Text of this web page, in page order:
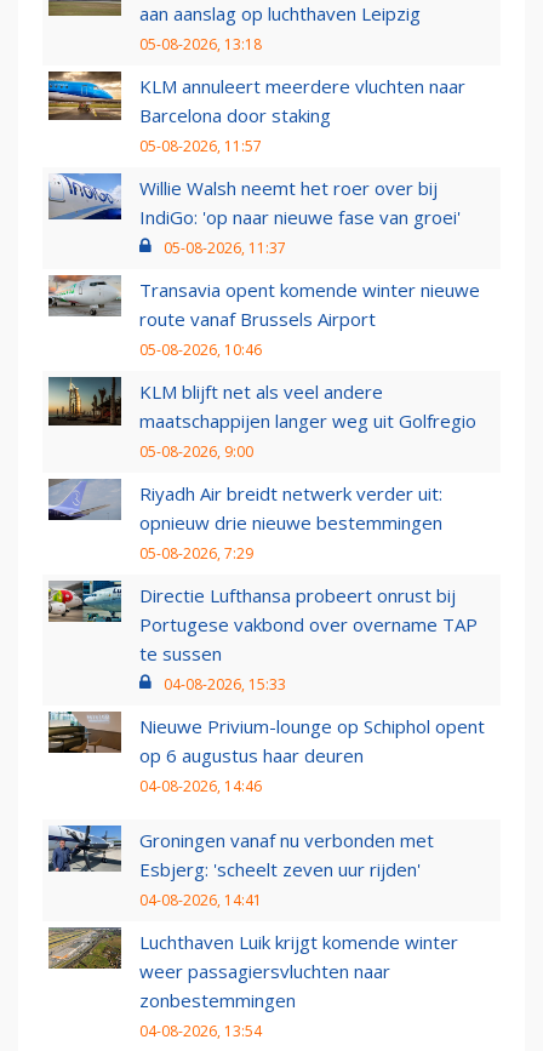
aan aanslag op luchthaven Leipzig
05-08-2026, 13:18
KLM annuleert meerdere vluchten naar
Barcelona door staking
05-08-2026, 11:57
Willie Walsh neemt het roer over bij
IndiGo: 'op naar nieuwe fase van groei'
05-08-2026, 11:37
Transavia opent komende winter nieuwe
route vanaf Brussels Airport
05-08-2026, 10:46
KLM blijft net als veel andere
maatschappijen langer weg uit Golfregio
05-08-2026, 9:00
Riyadh Air breidt netwerk verder uit:
opnieuw drie nieuwe bestemmingen
05-08-2026, 7:29
Directie Lufthansa probeert onrust bij
Portugese vakbond over overname TAP
te sussen
04-08-2026, 15:33
Nieuwe Privium-lounge op Schiphol opent
op 6 augustus haar deuren
04-08-2026, 14:46
Groningen vanaf nu verbonden met
Esbjerg: 'scheelt zeven uur rijden'
04-08-2026, 14:41
Luchthaven Luik krijgt komende winter
weer passagiersvluchten naar
zonbestemmingen
04-08-2026, 13:54